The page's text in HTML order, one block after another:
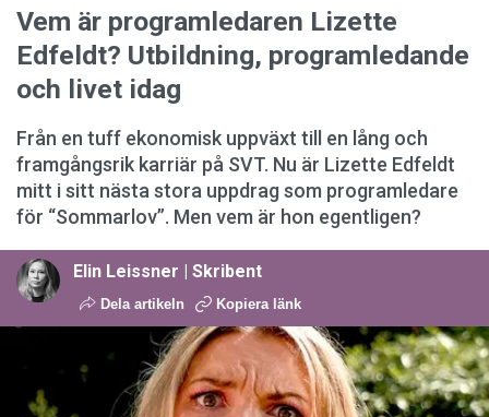
Vem är programledaren Lizette
Edfeldt? Utbildning, programledande
och livet idag
Från en tuff ekonomisk uppväxt till en lång och
framgångsrik karriär på SVT. Nu är Lizette Edfeldt
mitt i sitt nästa stora uppdrag som programledare
för “Sommarlov”. Men vem är hon egentligen?
Elin Leissner | Skribent
Dela artikeln Kopiera länk